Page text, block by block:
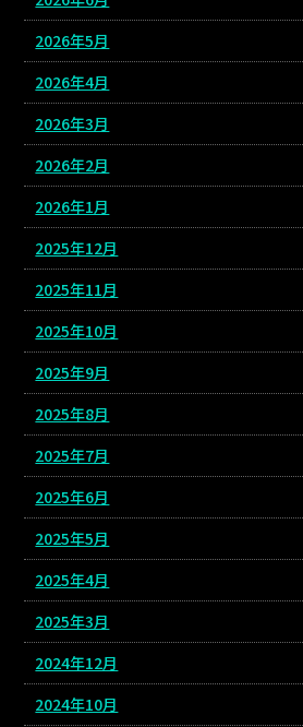
2026年5月
2026年4月
2026年3月
2026年2月
2026年1月
2025年12月
2025年11月
2025年10月
2025年9月
2025年8月
2025年7月
2025年6月
2025年5月
2025年4月
2025年3月
2024年12月
2024年10月